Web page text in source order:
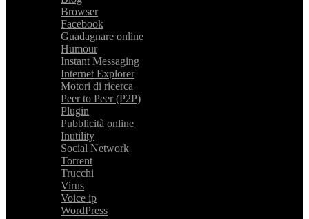
Browser
Facebook
Guadagnare online
Humour
Instant Messaging
Internet Explorer
Motori di ricerca
Peer to Peer (P2P)
Plugin
Pubblicità online
Inutility
Social Network
Torrent
Trucchi
Virus
Voice ip
WordPress